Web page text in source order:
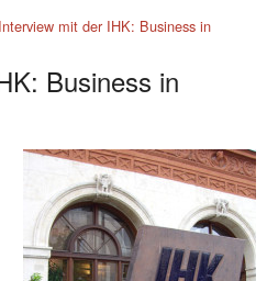
Interview mit der IHK: Business in
Business in